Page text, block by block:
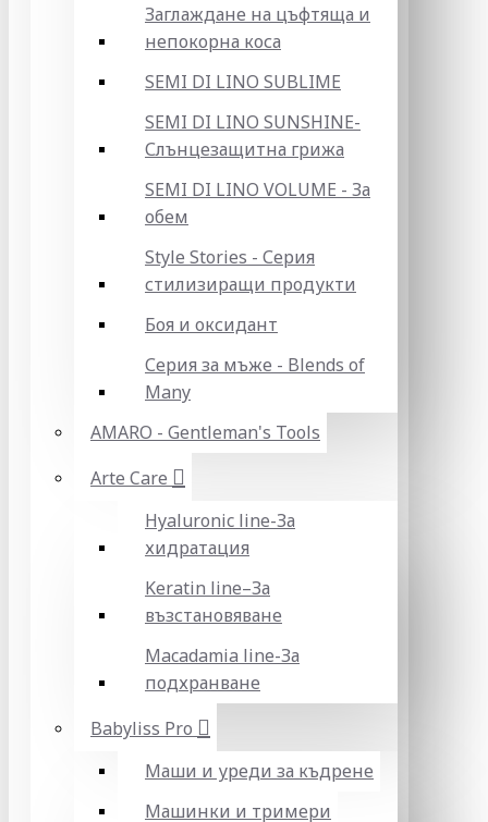
Заглаждане на цъфтяща и
непокорна коса
SEMI DI LINO SUBLIME
SEMI DI LINO SUNSHINE-
Слънцезащитна грижа
SEMI DI LINO VOLUME - За
обем
Style Stories - Серия
стилизиращи продукти
Боя и оксидант
Серия за мъже - Blends of
Many
AMARO - Gentleman's Tools
Arte Care
Hyaluronic line-За
хидратация
Keratin line–За
възстановяване
Macadamia line-За
подхранване
Babyliss Pro
Маши и уреди за къдрене
Машинки и тримери